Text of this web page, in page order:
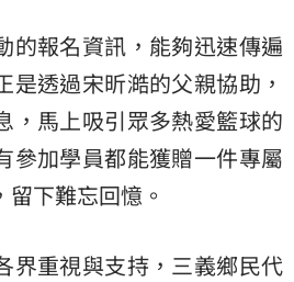
的報名資訊，能夠迅速傳遍
是透過宋昕澔的父親協助，
，馬上吸引眾多熱愛籃球的
參加學員都能獲贈一件專屬
下難忘回憶。
界重視與支持，三義鄉民代